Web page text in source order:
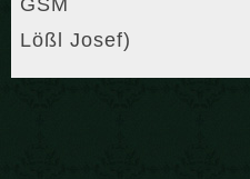
GSM
Lößl Josef)